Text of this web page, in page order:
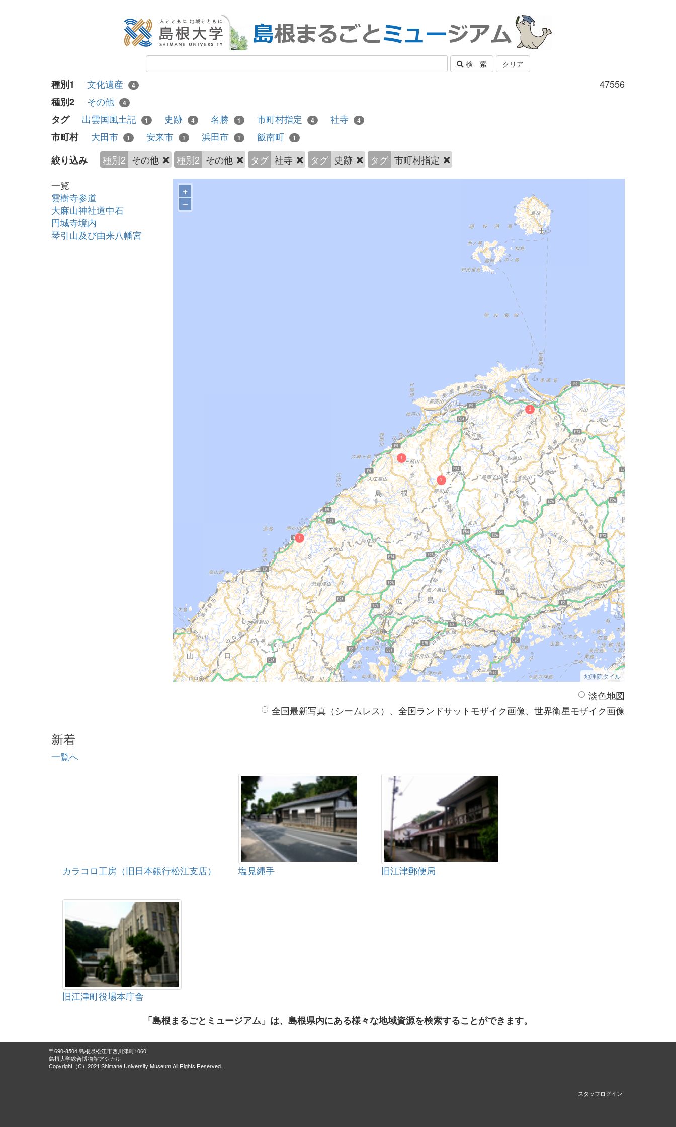
検 索 クリア
47556
種別1 文化遺産 4
種別2 その他 4
タグ 出雲国風土記 1 史跡 4 名勝 1 市町村指定 4 社寺 4
市町村 大田市 1 安来市 1 浜田市 1 飯南町 1
絞り込み 種別2 その他 種別2 その他 タグ 社寺 タグ 史跡 タグ 市町村指定
一覧
雲樹寺参道
大麻山神社道中石
円城寺境内
琴引山及び由来八幡宮
+
–
地理院タイル
淡色地図
全国最新写真（シームレス）、全国ランドサットモザイク画像、世界衛星モザイク画像
新着
一覧へ
カラコロ工房（旧日本銀行松江支店） 塩見縄手 旧江津郵便局
旧江津町役場本庁舎
「島根まるごとミュージアム」は、島根県内にある様々な地域資源を検索することができます。
〒690-8504 島根県松江市西川津町1060
島根大学総合博物館アシカル
Copyright（C）2021 Shimane University Museum All Rights Reserved.
スタッフログイン